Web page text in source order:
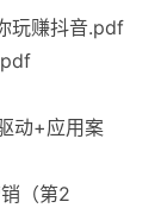
玩赚抖音.pdf
动+应用案
（第2